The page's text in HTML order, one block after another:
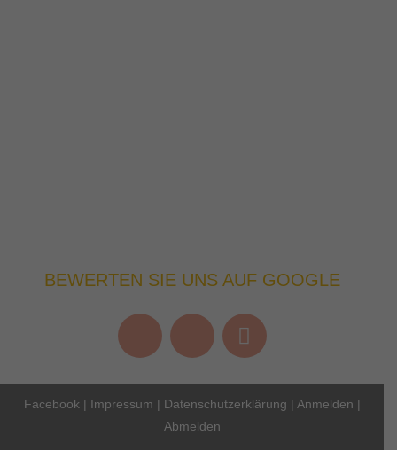
BEWERTEN SIE UNS AUF GOOGLE
Facebook | Impressum | Datenschutzerklärung | Anmelden |
Abmelden